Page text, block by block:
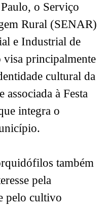
o Serviço
Rural (SENAR)
e Industrial de
principalmente
cultural da
associada à Festa
integra o
também
pela
pelo cultivo